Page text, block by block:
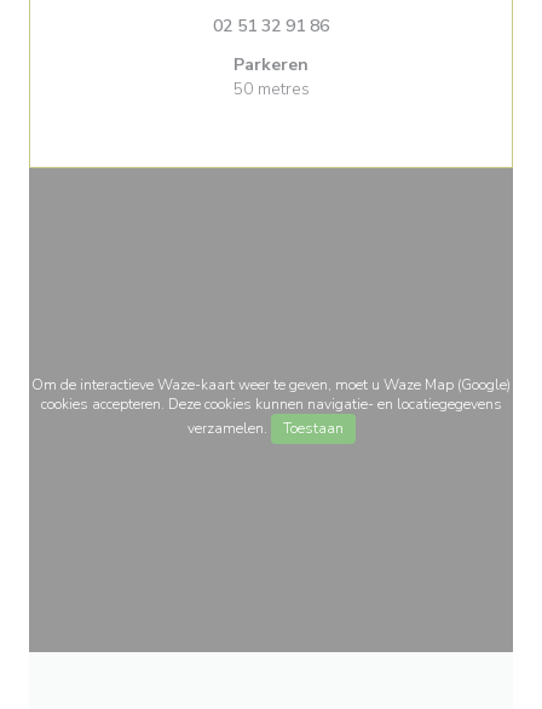
02 51 32 91 86
Parkeren
50 metres
Om de interactieve Waze-kaart weer te geven, moet u Waze Map (Google)
cookies accepteren. Deze cookies kunnen navigatie- en locatiegegevens
verzamelen.
Toestaan